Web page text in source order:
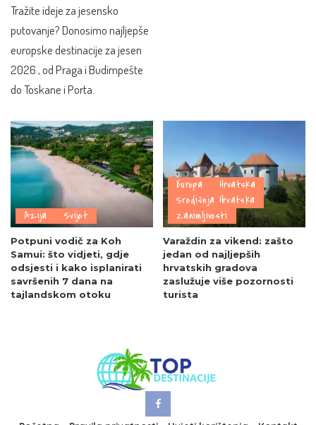
Tražite ideje za jesensko
putovanje? Donosimo najljepše
europske destinacije za jesen
2026., od Praga i Budimpešte
do Toskane i Porta.
Azija Svijet
Potpuni vodič za Koh
Samui: što vidjeti, gdje
odsjesti i kako isplanirati
savršenih 7 dana na
tajlandskom otoku
Europa
Hrvatska
Središnja Hrvatska
Zanimljivosti
Varaždin za vikend: zašto
jedan od najljepših
hrvatskih gradova
zaslužuje više pozornosti
turista